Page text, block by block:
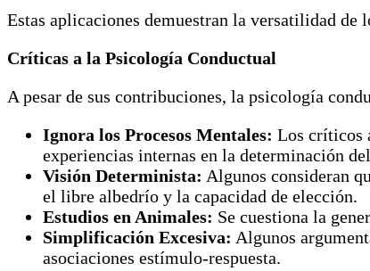
Estas aplicaciones demuestran la versatilidad de
Críticas a la Psicología Conductual
A pesar de sus contribuciones, la psicología
Ignora los Procesos Mentales: Los críticos
experiencias internas en la determinación
Visión Determinista: Algunos consideran
el libre albedrío y la capacidad de elección.
Estudios en Animales: Se cuestiona la
Simplificación Excesiva: Algunos
asociaciones estímulo-respuesta.